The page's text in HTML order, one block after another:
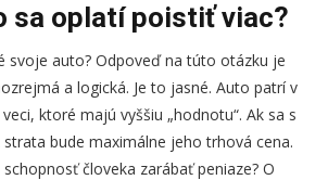
sa oplatí poistiť viac?
svoje auto? Odpoveď na túto otázku je
a logická. Je to jasné. Auto patrí v
ktoré majú vyššiu „hodnotu“. Ak sa s
bude maximálne jeho trhová cena.
človeka zarábať peniaze? O